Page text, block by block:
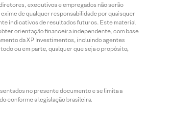
executivos e empregados não serão
de qualquer responsabilidade por quaisquer
indicativos de resultados futuros. Este material
orientação financeira independente, com base
da XP Investimentos, incluindo agentes
ou em parte, qualquer que seja o propósito,
no presente documento e se limita a
conforme a legislação brasileira.